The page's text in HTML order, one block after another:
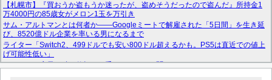
【札幌市】『買おうか盗もうか迷ったが、盗めそうだったので盗んだ』所持金1
万4000円の85歳女がメロン1玉を万引き
サム・アルトマンとは何者か——Googleミートで解雇された「5日間」を生き延
び、8520億ドル企業を率いる男になるまで
ライター「Switch2、499ドルでも安い800ドル超えるかも。PS5は直近での値上
げ可能性低い」
スーパーで店員に酷い仕打ちを受けたんだけど聞いてくれる？